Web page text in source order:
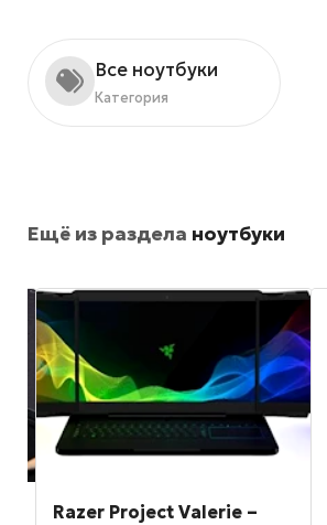
Все ноутбуки
Категория
Ещё из раздела ноутбуки
Razer Project Valerie –